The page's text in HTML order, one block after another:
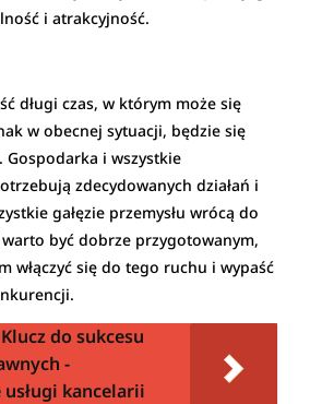
i atrakcyjność.
długi czas, w którym może się
w obecnej sytuacji, będzie się
Gospodarka i wszystkie
zdecydowanych działań i
gałęzie przemysłu wrócą do
być dobrze przygotowanym,
włączyć się do tego ruchu i wypaść
Klucz do sukcesu
-
kancelarii